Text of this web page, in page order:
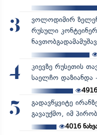
3
ვოლოდიმირ
რუსული
4
კიევზე რუსეთის
საელჩო დაზიანდა
4916
5
გადავწყვიტე
გავაუქმო, იმ
4016